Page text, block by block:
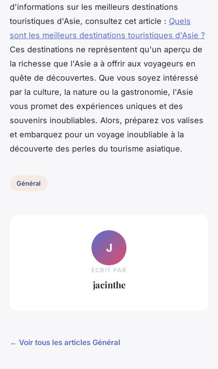
d'informations sur les meilleurs destinations
touristiques d'Asie, consultez cet article : Quels
sont les meilleurs destinations touristiques d'Asie ?
Ces destinations ne représentent qu'un aperçu de
la richesse que l'Asie a à offrir aux voyageurs en
quête de découvertes. Que vous soyez intéressé
par la culture, la nature ou la gastronomie, l'Asie
vous promet des expériences uniques et des
souvenirs inoubliables. Alors, préparez vos valises
et embarquez pour un voyage inoubliable à la
découverte des perles du tourisme asiatique.
Général
J
ECRIT PAR
jacinthe
← Voir tous les articles Général